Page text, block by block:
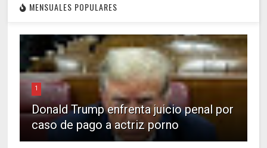
MENSUALES POPULARES
1
Donald Trump enfrenta juicio penal por
caso de pago a actriz porno